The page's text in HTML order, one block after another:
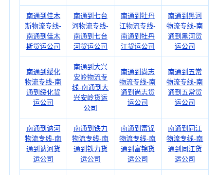
南通到佳木
斯物流专线-
南通到佳木
斯货运公司
南通到七台
河物流专线-
南通到七台
河货运公司
南通到牡丹
江物流专线-
南通到牡丹
江货运公司
南通到黑河
物流专线-南
通到黑河货
运公司
南通到绥化
物流专线-南
通到绥化货
运公司
南通到大兴
安岭物流专
线-南通到大
兴安岭货运
公司
南通到尚志
物流专线-南
通到尚志货
运公司
南通到五常
物流专线-南
通到五常货
运公司
南通到讷河
物流专线-南
通到讷河货
运公司
南通到铁力
物流专线-南
通到铁力货
运公司
南通到富锦
物流专线-南
通到富锦货
运公司
南通到同江
物流专线-南
通到同江货
运公司